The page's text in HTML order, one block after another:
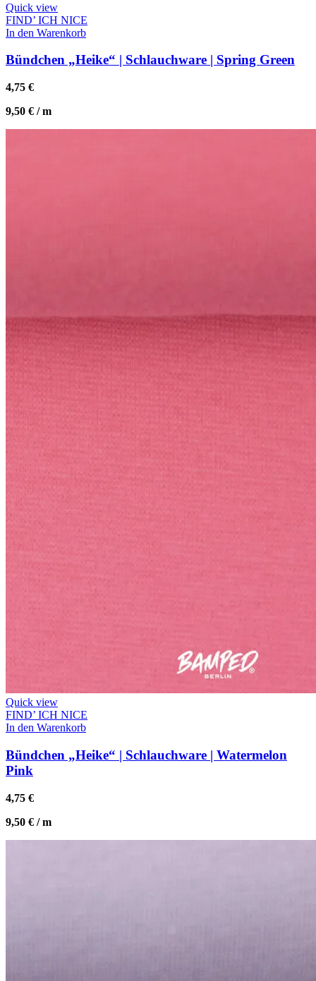
Quick view
FIND’ ICH NICE
In den Warenkorb
Bündchen „Heike“ | Schlauchware | Spring Green
4,75 €
9,50 € /m
Quick view
FIND’ ICH NICE
In den Warenkorb
Bündchen „Heike“ | Schlauchware | Watermelon
Pink
4,75 €
9,50 € /m